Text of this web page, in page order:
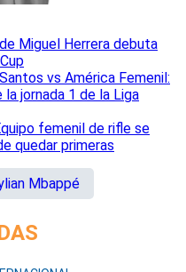
Miguel Herrera debuta
vs América Femenil:
jornada 1 de la Liga
femenil de rifle se
quedar primeras
Mbappé